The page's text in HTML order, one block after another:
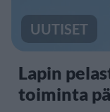
UUTISET
Lapin
toiminta